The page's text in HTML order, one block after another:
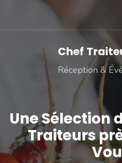
Chef
Réception &
Une Sélection
Traiteurs